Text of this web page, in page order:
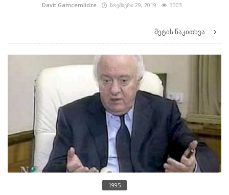
Davit.Gamcemlidze ნოემბერი 29, 2019 3303
მეტის წაკითხვა
1995